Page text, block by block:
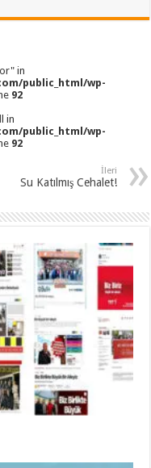
in
public_html/wp-
92
in
public_html/wp-
92
İleri
Su Katılmış Cehalet!